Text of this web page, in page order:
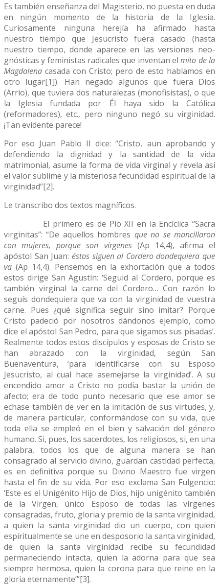
Es también enseñanza del Magisterio, no puesta en duda
en ningún momento de la historia de la Iglesia.
Curiosamente ninguna herejía ha afirmado hasta
nuestro tiempo que Jesucristo fuera casado (hasta
nuestro tiempo, donde aparece en las versiones neo-
gnósticas y feministas radicales que inventan elmito de la
Magdalena casada con Cristo; pero de esto hablamos en
otro lugar[1]). Han negado algunos que fuera Dios
(Arrio), que tuviera dos naturalezas (monofisistas), o que
la Iglesia fundada por Él haya sido la Católica
(reformadores), etc., pero ninguno negó su virginidad.
¡Tan evidente parece!
Por eso Juan Pablo II dice: “Cristo, aun aprobando y
defendiendo la dignidad y la santidad de la vida
matrimonial, asume la forma de vida virginal y revela así
el valor sublime y la misteriosa fecundidad espiritual de la
virginidad”[2].
Le transcribo dos textos magníficos.
El primero es de Pío XII en la Encíclica “Sacra
virginitas”: “De aquellos hombres que no se mancillaron
con mujeres, porque son vírgenes(Ap 14,4), afirma el
apóstol San Juan: éstos siguen al Cordero dondequiera que
va (Ap 14,4). Pensemos en la exhortación que a todos
estos dirige San Agustín: ‘Seguid al Cordero, porque es
también virginal la carne del Cordero… Con razón lo
seguís dondequiera que va con la virginidad de vuestra
carne. Pues ¿qué significa seguir sino imitar? Porque
Cristo padeció por nosotros dándonos ejemplo, como
dice el apóstol San Pedro, para que sigamos sus pisadas’.
Realmente todos estos discípulos y esposas de Cristo se
han abrazado con la virginidad, según San
Buenaventura, ‘para identificarse con su Esposo
Jesucristo, al cual hace asemejarse la virginidad’. A su
encendido amor a Cristo no podía bastar la unión de
afecto; era de todo punto necesario que ese amor se
echase también de ver en la imitación de sus virtudes, y,
de manera particular, conformándose con su vida, que
toda ella se empleó en el bien y salvación del género
humano. Si, pues, los sacerdotes, los religiosos, si, en una
palabra, todos los que de alguna manera se han
consagrado al servicio divino, guardan castidad perfecta,
es en definitiva porque su Divino Maestro fue virgen
hasta el fin de su vida. Por eso exclama San Fulgencio:
‘Este es el Unigénito Hijo de Dios, hijo unigénito también
de la Virgen, único Esposo de todas las vírgenes
consagradas, fruto, gloria y premio de la santa virginidad,
a quien la santa virginidad dio un cuerpo, con quien
espiritualmente se une en desposorio la santa virginidad,
de quien la santa virginidad recibe su fecundidad
permaneciendo intacta, quien la adorna para que sea
siempre hermosa, quien la corona para que reine en la
gloria eternamente’”[3].